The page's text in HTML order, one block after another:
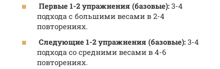
Первые 1-2 упражнения (базовые): 3-4
подхода с большими весами в 2-4
повторениях.
Следующие 1-2 упражнения (базовые): 3-4
подхода со средними весами в 4-6
повторениях.